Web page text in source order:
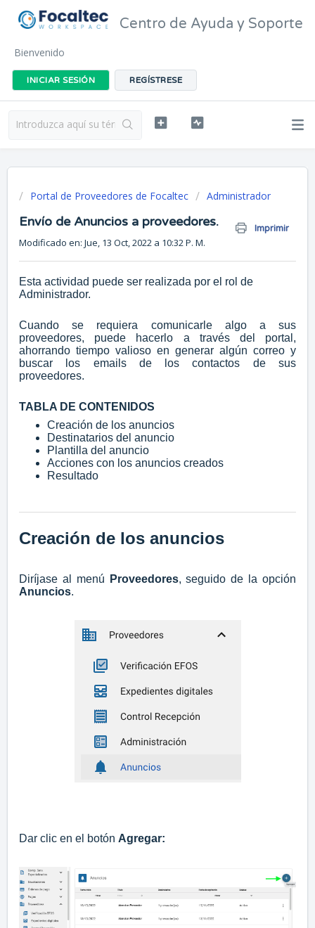
Centro de Ayuda y Soporte
Bienvenido
INICIAR SESIÓN REGÍSTRESE
Portal de Proveedores de Focaltec Administrador
Envío de Anuncios a proveedores. Imprimir
Modificado en: Jue, 13 Oct, 2022 a 10:32 P. M.
Esta actividad puede ser realizada por el rol de
Administrador.
Cuando se requiera comunicarle algo a sus
proveedores, puede hacerlo a través del portal,
ahorrando tiempo valioso en generar algún correo y
buscar los emails de los contactos de sus
proveedores.
TABLA DE CONTENIDOS
Creación de los anuncios
Destinatarios del anuncio
Plantilla del anuncio
Acciones con los anuncios creados
Resultado
Creación de los anuncios
Diríjase al menú Proveedores, seguido de la opción
Anuncios.
Dar clic en el botón Agregar: